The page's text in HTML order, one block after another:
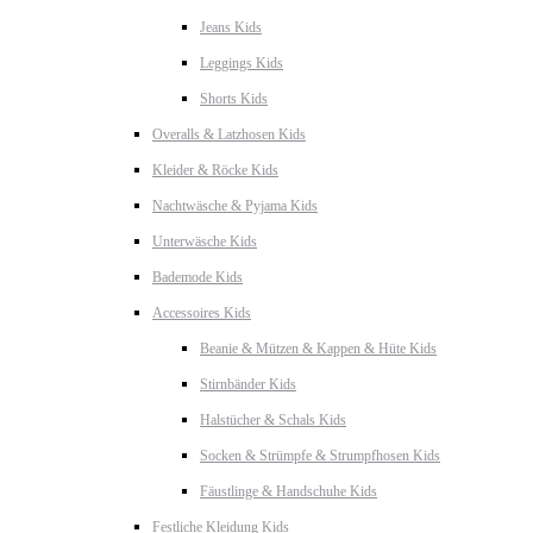
Jeans Kids
Leggings Kids
Shorts Kids
Overalls & Latzhosen Kids
Kleider & Röcke Kids
Nachtwäsche & Pyjama Kids
Unterwäsche Kids
Bademode Kids
Accessoires Kids
Beanie & Mützen & Kappen & Hüte Kids
Stirnbänder Kids
Halstücher & Schals Kids
Socken & Strümpfe & Strumpfhosen Kids
Fäustlinge & Handschuhe Kids
Festliche Kleidung Kids